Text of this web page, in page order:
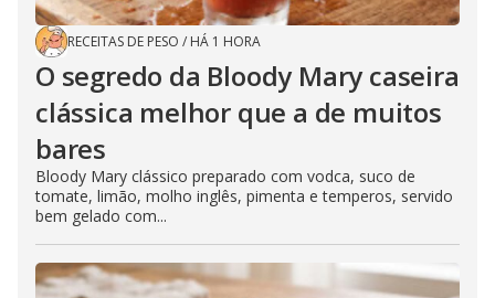
RECEITAS DE PESO / HÁ 1 HORA
O segredo da Bloody Mary caseira
clássica melhor que a de muitos
bares
Bloody Mary clássico preparado com vodca, suco de
tomate, limão, molho inglês, pimenta e temperos, servido
bem gelado com...